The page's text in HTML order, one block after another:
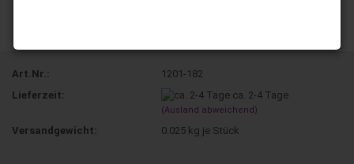
Art.Nr.:
1201-182
Lieferzeit:
ca. 2-4 Tage
(Ausland abweichend)
Versandgewicht: 0.025 kg je Stück